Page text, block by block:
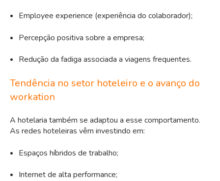
Employee experience (experiência do colaborador);
Percepção positiva sobre a empresa;
Redução da fadiga associada a viagens frequentes.
Tendência no setor hoteleiro e o avanço do
workation
A hotelaria também se adaptou a esse comportamento.
As redes hoteleiras vêm investindo em:
Espaços híbridos de trabalho;
Internet de alta performance;